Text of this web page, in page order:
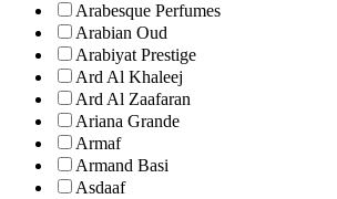
Arabesque Perfumes
Arabian Oud
Arabiyat Prestige
Ard Al Khaleej
Ard Al Zaafaran
Ariana Grande
Armaf
Armand Basi
Asdaaf